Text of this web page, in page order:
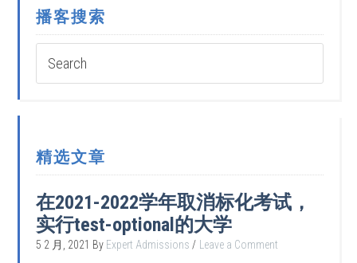
播客搜索
精选文章
在2021-2022学年取消标化考试，
实行test-optional的大学
5 2 月, 2021 By Expert Admissions Leave a Comment